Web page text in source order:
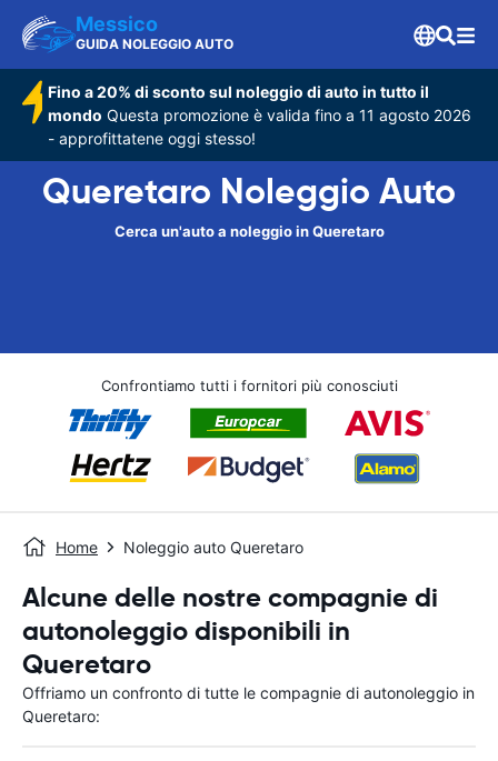
Messico
GUIDA NOLEGGIO AUTO
Fino a 20% di sconto sul noleggio di auto in tutto il
mondo Questa promozione è valida fino a 11 agosto 2026
- approfittatene oggi stesso!
Queretaro Noleggio Auto
Cerca un'auto a noleggio in Queretaro
Confrontiamo tutti i fornitori più conosciuti
Home Noleggio auto Queretaro
Alcune delle nostre compagnie di
autonoleggio disponibili in
Queretaro
Offriamo un confronto di tutte le compagnie di autonoleggio in
Queretaro: